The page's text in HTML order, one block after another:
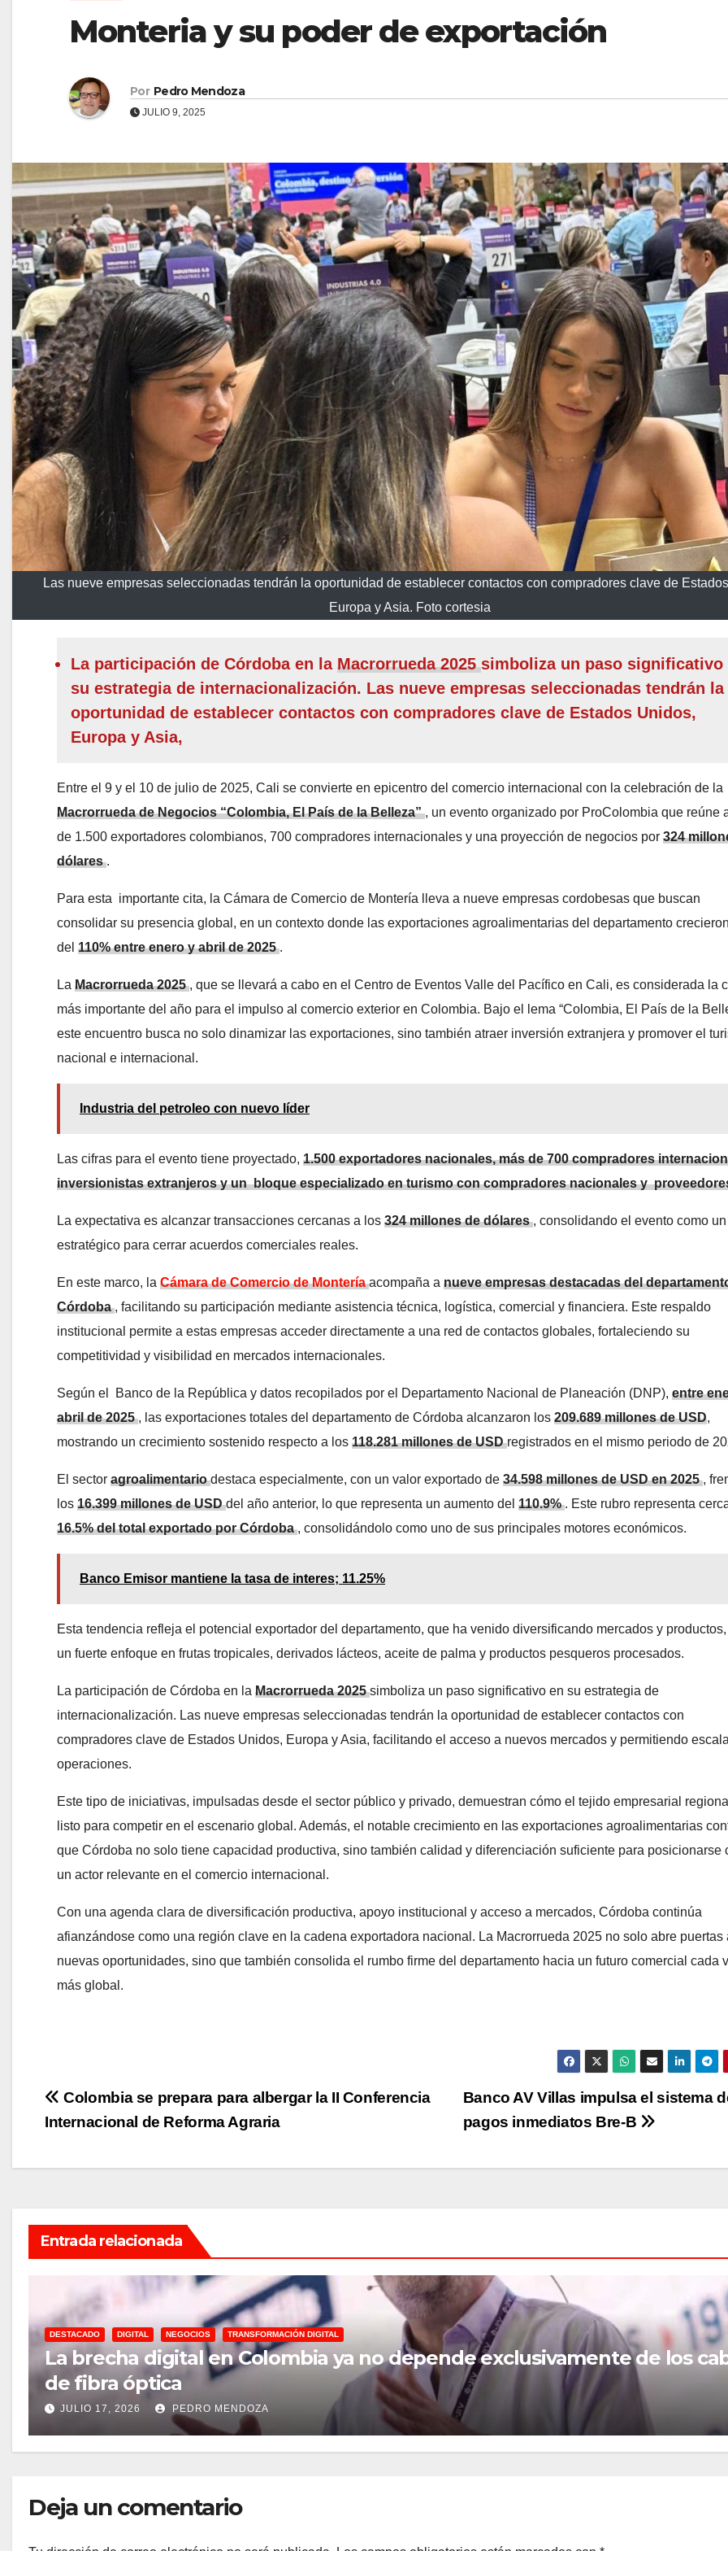
Monteria y su poder de exportación
Por Pedro Mendoza
JULIO 9, 2025
Las nueve empresas seleccionadas tendrán la oportunidad de establecer contactos con compradores clave de
Europa y Asia. Foto cortesia
La participación de Córdoba en la Macrorrueda 2025simboliza un paso significativo
su estrategia de internacionalización. Las nueve empresas seleccionadas tendrán la
oportunidad de establecer contactos con compradores clave de Estados Unidos,
Europa y Asia,
Entre el 9 y el 10 de julio de 2025, Cali se convierte en epicentro del comercio internacional con la celebración de la
Macrorrueda de Negocios “Colombia, El País de la Belleza”, un evento organizado por ProColombia que reúne
de 1.500 exportadores colombianos, 700 compradores internacionales y una proyección de negocios por 324
dólares.
Para esta importante cita, la Cámara de Comercio de Montería lleva a nueve empresas cordobesas que buscan
consolidar su presencia global, en un contexto donde las exportaciones agroalimentarias del departamento
del 110% entre enero y abril de 2025.
La Macrorrueda 2025, que se llevará a cabo en el Centro de Eventos Valle del Pacífico en Cali, es considerada la
más importante del año para el impulso al comercio exterior en Colombia. Bajo el lema “Colombia, El País de la
este encuentro busca no solo dinamizar las exportaciones, sino también atraer inversión extranjera y promover el
nacional e internacional.
Industria del petroleo con nuevo líder
Las cifras para el evento tiene proyectado, 1.500 exportadores nacionales, más de 700 compradores
inversionistas extranjeros y unbloque especializado en turismo con compradores nacionales y
La expectativa es alcanzar transacciones cercanas a los 324 millones de dólares, consolidando el evento como
estratégico para cerrar acuerdos comerciales reales.
En este marco, la Cámara de Comercio de Monteríaacompaña a nueve empresas destacadas del
Córdoba, facilitando su participación mediante asistencia técnica, logística, comercial y financiera. Este respaldo
institucional permite a estas empresas acceder directamente a una red de contactos globales, fortaleciendo su
competitividad y visibilidad en mercados internacionales.
Según el Banco de la República y datos recopilados por el Departamento Nacional de Planeación (DNP), entre
abril de 2025, las exportaciones totales del departamento de Córdoba alcanzaron los 209.689 millones de USD,
mostrando un crecimiento sostenido respecto a los 118.281 millones de USDregistrados en el mismo periodo de
El sector agroalimentariodestaca especialmente, con un valor exportado de 34.598 millones de USD en 2025,
los 16.399 millones de USDdel año anterior, lo que representa un aumento del 110.9%. Este rubro representa
16.5% del total exportado por Córdoba, consolidándolo como uno de sus principales motores económicos.
Banco Emisor mantiene la tasa de interes; 11.25%
Esta tendencia refleja el potencial exportador del departamento, que ha venido diversificando mercados y
un fuerte enfoque en frutas tropicales, derivados lácteos, aceite de palma y productos pesqueros procesados.
La participación de Córdoba en la Macrorrueda 2025simboliza un paso significativo en su estrategia de
internacionalización. Las nueve empresas seleccionadas tendrán la oportunidad de establecer contactos con
compradores clave de Estados Unidos, Europa y Asia, facilitando el acceso a nuevos mercados y permitiendo
operaciones.
Este tipo de iniciativas, impulsadas desde el sector público y privado, demuestran cómo el tejido empresarial
listo para competir en el escenario global. Además, el notable crecimiento en las exportaciones agroalimentarias
que Córdoba no solo tiene capacidad productiva, sino también calidad y diferenciación suficiente para posicionarse
un actor relevante en el comercio internacional.
Con una agenda clara de diversificación productiva, apoyo institucional y acceso a mercados, Córdoba continúa
afianzándose como una región clave en la cadena exportadora nacional. La Macrorrueda 2025 no solo abre puertas
nuevas oportunidades, sino que también consolida el rumbo firme del departamento hacia un futuro comercial cada
más global.
Navegación
de
entradas
Banco AV Villas impulsa el sistema
pagos inmediatos Bre-B
Colombia se prepara para albergar la II Conferencia
Internacional de Reforma Agraria
Entrada relacionada
DESTACADO DIGITAL NEGOCIOS TRANSFORMACIÓN DIGITAL
La brecha digital en Colombia ya no depende exclusivamente de los
de fibra óptica
JULIO 17, 2026 PEDRO MENDOZA
Deja un comentario